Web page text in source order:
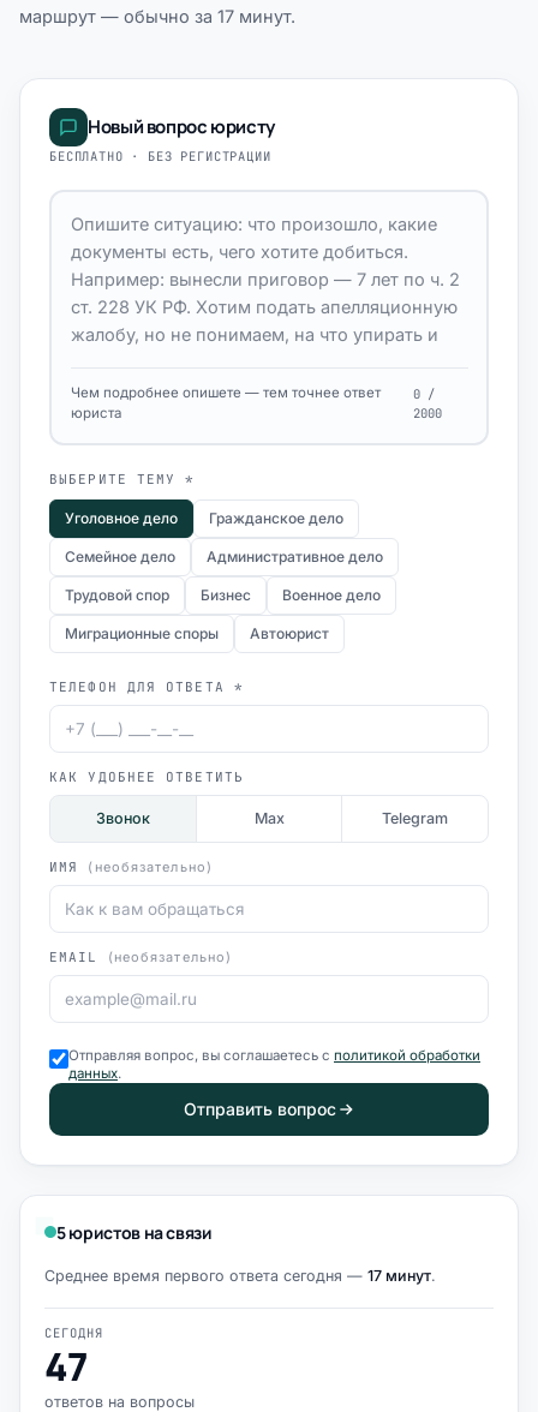
маршрут — обычно за 17 минут.
Новый вопрос юристу
БЕСПЛАТНО · БЕЗ РЕГИСТРАЦИИ
Чем подробнее опишете — тем точнее ответ
юриста
0 /
2000
ВЫБЕРИТЕ ТЕМУ *
Уголовное дело Гражданское дело
Семейное дело Административное дело
Трудовой спор Бизнес Военное дело
Миграционные споры Автоюрист
ТЕЛЕФОН ДЛЯ ОТВЕТА *
КАК УДОБНЕЕ ОТВЕТИТЬ
Звонок Max Telegram
ИМЯ (необязательно)
EMAIL (необязательно)
Отправляя вопрос, вы соглашаетесь с политикой обработки
данных.
Отправить вопрос
5 юристов на связи
Среднее время первого ответа сегодня — 17 минут.
СЕГОДНЯ
47
ответов на вопросы